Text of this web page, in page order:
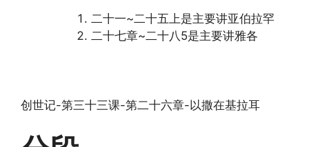
二十一~二十五上是主要讲亚伯拉罕
二十七章~二十八5是主要讲雅各
创世记-第三十三课-第二十六章-以撒在基拉耳